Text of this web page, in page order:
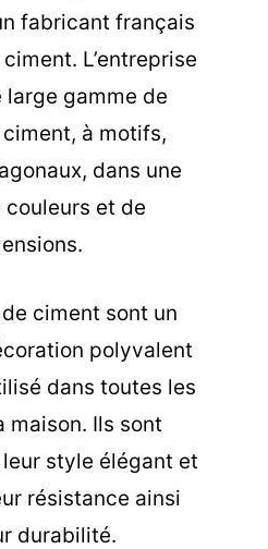
fabricant français
L’entreprise
large gamme de
à motifs,
dans une
et de
ciment sont un
polyvalent
dans toutes les
maison. Ils sont
style élégant et
résistance ainsi
durabilité.